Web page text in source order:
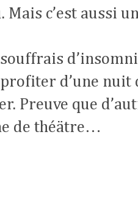
Mais c’est aussi
d’une nuit
Preuve que
de théätre…